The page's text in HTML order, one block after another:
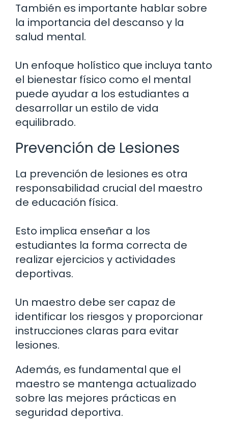
También es importante hablar sobre
la importancia del descanso y la
salud mental.
Un enfoque holístico que incluya tanto
el bienestar físico como el mental
puede ayudar a los estudiantes a
desarrollar un estilo de vida
equilibrado.
Prevención de Lesiones
La prevención de lesiones es otra
responsabilidad crucial del maestro
de educación física.
Esto implica enseñar a los
estudiantes la forma correcta de
realizar ejercicios y actividades
deportivas.
Un maestro debe ser capaz de
identificar los riesgos y proporcionar
instrucciones claras para evitar
lesiones.
Además, es fundamental que el
maestro se mantenga actualizado
sobre las mejores prácticas en
seguridad deportiva.